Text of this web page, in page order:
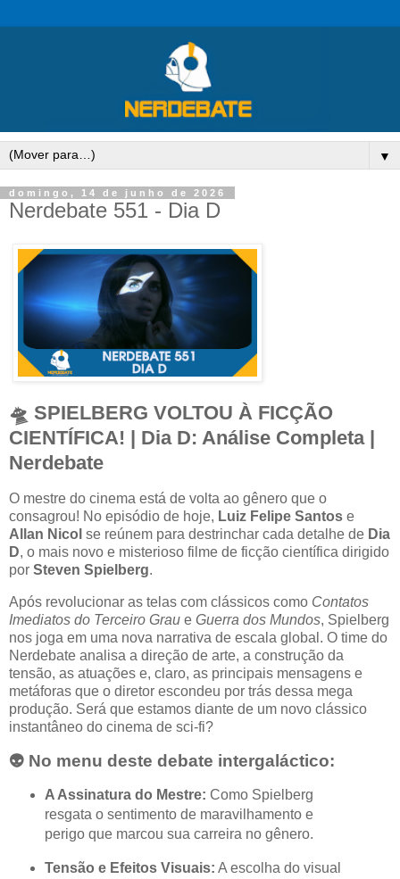
▼
domingo, 14 de junho de 2026
Nerdebate 551 - Dia D
🛸 SPIELBERG VOLTOU À FICÇÃO
CIENTÍFICA! | Dia D: Análise Completa |
Nerdebate
O mestre do cinema está de volta ao gênero que o
consagrou! No episódio de hoje, Luiz Felipe Santos e
Allan Nicol se reúnem para destrinchar cada detalhe de Dia
D, o mais novo e misterioso filme de ficção científica dirigido
por Steven Spielberg.
Após revolucionar as telas com clássicos como Contatos
Imediatos do Terceiro Grau e Guerra dos Mundos, Spielberg
nos joga em uma nova narrativa de escala global. O time do
Nerdebate analisa a direção de arte, a construção da
tensão, as atuações e, claro, as principais mensagens e
metáforas que o diretor escondeu por trás dessa mega
produção. Será que estamos diante de um novo clássico
instantâneo do cinema de sci-fi?
👽 No menu deste debate intergaláctico:
A Assinatura do Mestre: Como Spielberg
resgata o sentimento de maravilhamento e
perigo que marcou sua carreira no gênero.
Tensão e Efeitos Visuais: A escolha do visual